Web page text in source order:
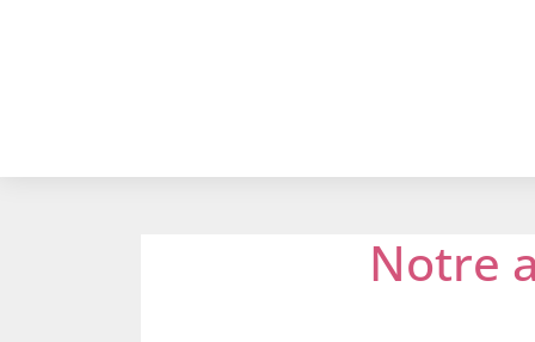
Notre